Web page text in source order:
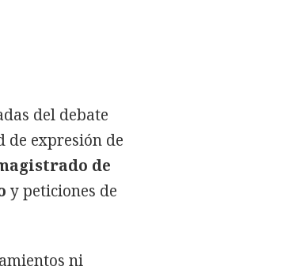
del debate
expresión de
de
y peticiones de
ni